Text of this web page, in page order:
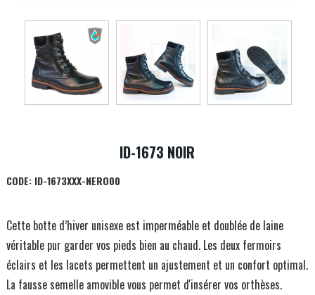
ID-1673 NOIR
CODE:ID-1673XXX-NERO00
Cette botte d’hiver unisexe est imperméable et doublée de laine
véritable pur garder vos pieds bien au chaud. Les deux fermoirs
éclairs et les lacets permettent un ajustement et un confort optimal.
La fausse semelle amovible vous permet d'insérer vos orthèses.